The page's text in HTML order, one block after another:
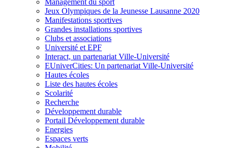
Jeux Olympiques de la Jeunesse Lausanne 2020
Manifestations sportives
Grandes installations sportives
Clubs et associations
Université et EPF
Interact, un partenariat Ville-Université
EUniverCities: Un partenariat Ville-Université
Hautes écoles
Liste des hautes écoles
Scolarité
Recherche
Développement durable
Portail Développement durable
Energies
Espaces verts